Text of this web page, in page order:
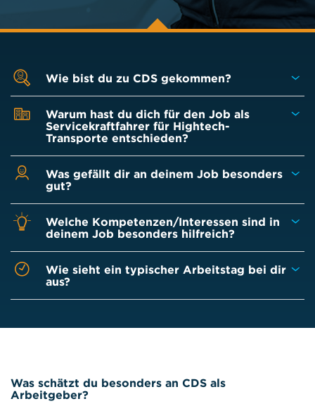
Wie bist du zu CDS gekommen?
Warum hast du dich für den Job als
Servicekraftfahrer für Hightech-
Transporte entschieden?
Was gefällt dir an deinem Job besonders
gut?
Welche Kompetenzen/Interessen sind in
deinem Job besonders hilfreich?
Wie sieht ein typischer Arbeitstag bei dir
aus?
Was schätzt du besonders an CDS als
Arbeitgeber?